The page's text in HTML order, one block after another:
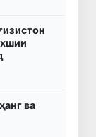
ва